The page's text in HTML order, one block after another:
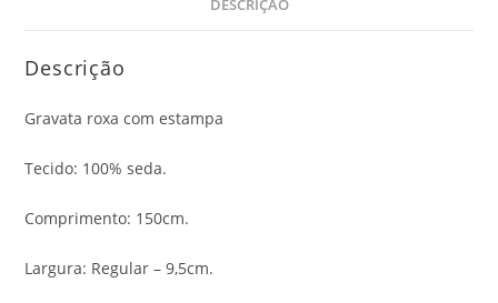
DESCRIÇÃO
Descrição
Gravata roxa com estampa
Tecido: 100% seda.
Comprimento: 150cm.
Largura: Regular – 9,5cm.